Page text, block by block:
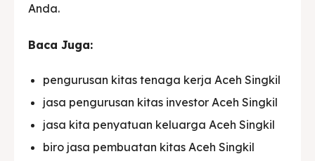
Anda.
Baca Juga:
pengurusan kitas tenaga kerja Aceh Singkil
jasa pengurusan kitas investor Aceh Singkil
jasa kita penyatuan keluarga Aceh Singkil
biro jasa pembuatan kitas Aceh Singkil